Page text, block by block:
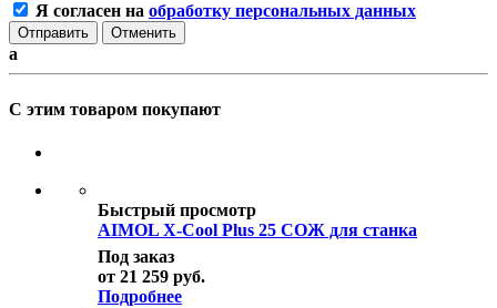
Я согласен на обработку персональных данных
Отменить
a
С этим товаром покупают
Быстрый просмотр
AIMOL X-Cool Plus 25 СОЖ для станка
Под заказ
от 21 259 руб.
Подробнее